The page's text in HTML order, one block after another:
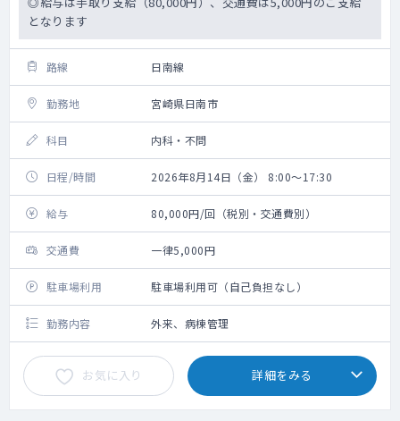
となります
路線 日南線
勤務地 宮崎県日南市
科目 内科・不問
日程/時間 2026年8月14日（金） 8:00～17:30
給与 80,000円/回（税別・交通費別）
交通費 一律5,000円
駐車場利用 駐車場利用可（自己負担なし）
勤務内容 外来、病棟管理
お気に入り 詳細をみる